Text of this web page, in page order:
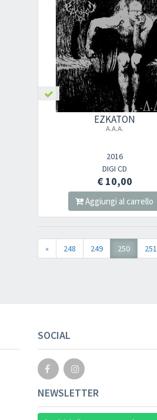
EZKATON
A.A.A.
2016
DIGI CD
€ 10,00
Aggiungi al carrello
« 248 249 250 251
SOCIAL
NEWSLETTER